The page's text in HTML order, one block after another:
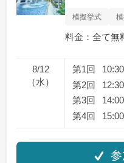
模擬挙式
料金：全て無
8/12
（水）
第1回
第2回
第3回
第4回